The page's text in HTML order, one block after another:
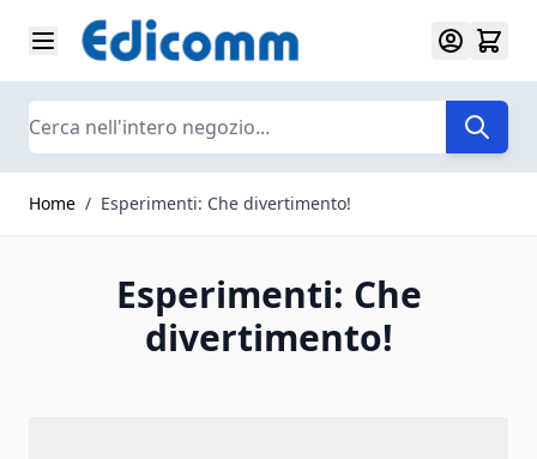
Salta al contenuto
Search
Home / Esperimenti: Che divertimento!
Esperimenti: Che
divertimento!